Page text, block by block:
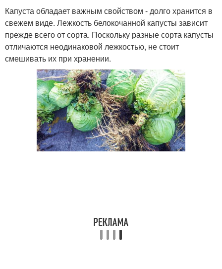
Капуста обладает важным свойством - долго хранится в
свежем виде. Лежкость белокочанной капусты зависит
прежде всего от сорта. Поскольку разные сорта капусты
отличаются неодинаковой лежкостью, не стоит
смешивать их при хранении.